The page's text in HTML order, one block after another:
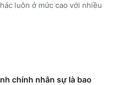
luôn ở mức cao với nhiều
chính nhân sự là bao